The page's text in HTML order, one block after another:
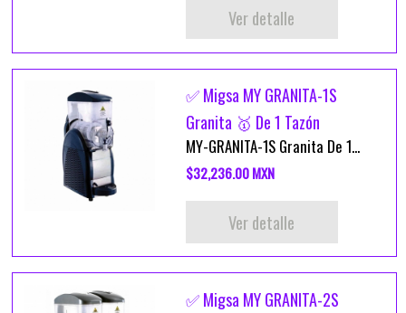
Ver detalle
✅ Migsa MY GRANITA-1S
Granita 🥇 De 1 Tazón
MY-GRANITA-1S Granita De 1...
$32,236.00 MXN
Ver detalle
✅ Migsa MY GRANITA-2S